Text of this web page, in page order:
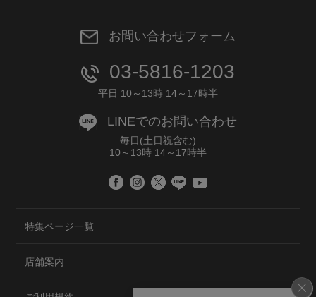
お問い合わせフォーム
03-5816-1203
平日 10～13時 14～17時半
LINEでのお問い合わせ
毎日(土日祝含む)
10～13時 14～17時半
特集ページ一覧
店舗案内